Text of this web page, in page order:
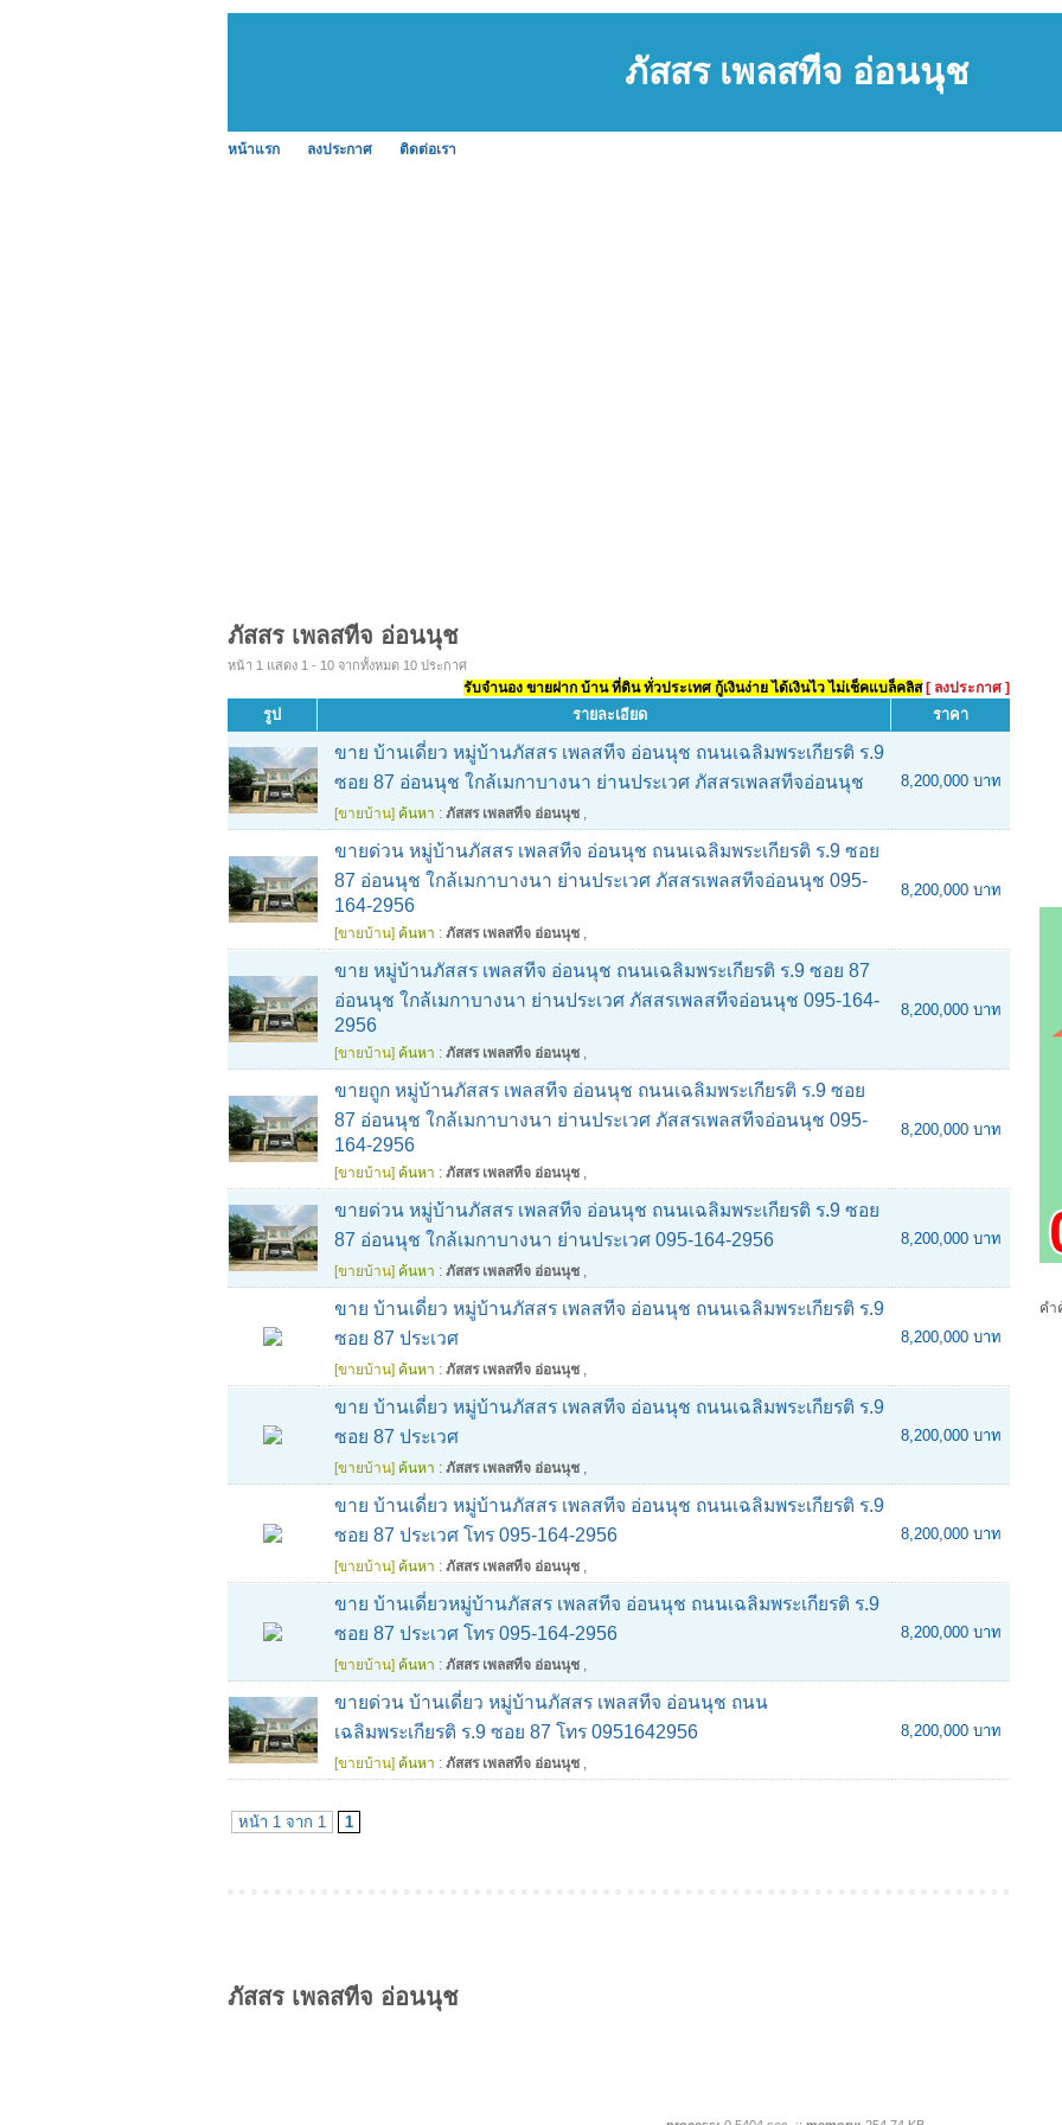
ภัสสร เพลสทีจ อ่อนนุช
หน้าแรก ลงประกาศ ติดต่อเรา
ภัสสร เพลสทีจ อ่อนนุช
หน้า 1 แสดง 1 - 10 จากทั้งหมด 10 ประกาศ
รับจำนอง ขายฝาก บ้าน ที่ดิน ทั่วประเทศ กู้เงินง่าย ได้เงินไว ไม่เช็คแบล็คลิส [ ลงประกาศ ]
รูป รายละเอียด ราคา
ขาย บ้านเดี่ยว หมู่บ้านภัสสร เพลสทีจ อ่อนนุช ถนนเฉลิมพระเกียรติ ร.9
ซอย 87 อ่อนนุช ใกล้เมกาบางนา ย่านประเวศ ภัสสรเพลสทีจอ่อนนุช
[ขายบ้าน] ค้นหา : ภัสสร เพลสทีจ อ่อนนุช ,
8,200,000 บาท
ขายด่วน หมู่บ้านภัสสร เพลสทีจ อ่อนนุช ถนนเฉลิมพระเกียรติ ร.9 ซอย
87 อ่อนนุช ใกล้เมกาบางนา ย่านประเวศ ภัสสรเพลสทีจอ่อนนุช 095-
164-2956
[ขายบ้าน] ค้นหา : ภัสสร เพลสทีจ อ่อนนุช ,
8,200,000 บาท
ขาย หมู่บ้านภัสสร เพลสทีจ อ่อนนุช ถนนเฉลิมพระเกียรติ ร.9 ซอย 87
อ่อนนุช ใกล้เมกาบางนา ย่านประเวศ ภัสสรเพลสทีจอ่อนนุช 095-164-
2956
[ขายบ้าน] ค้นหา : ภัสสร เพลสทีจ อ่อนนุช ,
8,200,000 บาท
ขายถูก หมู่บ้านภัสสร เพลสทีจ อ่อนนุช ถนนเฉลิมพระเกียรติ ร.9 ซอย
87 อ่อนนุช ใกล้เมกาบางนา ย่านประเวศ ภัสสรเพลสทีจอ่อนนุช 095-
164-2956
[ขายบ้าน] ค้นหา : ภัสสร เพลสทีจ อ่อนนุช ,
8,200,000 บาท
ขายด่วน หมู่บ้านภัสสร เพลสทีจ อ่อนนุช ถนนเฉลิมพระเกียรติ ร.9 ซอย
87 อ่อนนุช ใกล้เมกาบางนา ย่านประเวศ 095-164-2956
[ขายบ้าน] ค้นหา : ภัสสร เพลสทีจ อ่อนนุช ,
8,200,000 บาท
ขาย บ้านเดี่ยว หมู่บ้านภัสสร เพลสทีจ อ่อนนุช ถนนเฉลิมพระเกียรติ ร.9
ซอย 87 ประเวศ
[ขายบ้าน] ค้นหา : ภัสสร เพลสทีจ อ่อนนุช ,
8,200,000 บาท
ขาย บ้านเดี่ยว หมู่บ้านภัสสร เพลสทีจ อ่อนนุช ถนนเฉลิมพระเกียรติ ร.9
ซอย 87 ประเวศ
[ขายบ้าน] ค้นหา : ภัสสร เพลสทีจ อ่อนนุช ,
8,200,000 บาท
ขาย บ้านเดี่ยว หมู่บ้านภัสสร เพลสทีจ อ่อนนุช ถนนเฉลิมพระเกียรติ ร.9
ซอย 87 ประเวศ โทร 095-164-2956
[ขายบ้าน] ค้นหา : ภัสสร เพลสทีจ อ่อนนุช ,
8,200,000 บาท
ขาย บ้านเดี่ยวหมู่บ้านภัสสร เพลสทีจ อ่อนนุช ถนนเฉลิมพระเกียรติ ร.9
ซอย 87 ประเวศ โทร 095-164-2956
[ขายบ้าน] ค้นหา : ภัสสร เพลสทีจ อ่อนนุช ,
8,200,000 บาท
ขายด่วน บ้านเดี่ยว หมู่บ้านภัสสร เพลสทีจ อ่อนนุช ถนน
เฉลิมพระเกียรติ ร.9 ซอย 87 โทร 0951642956
[ขายบ้าน] ค้นหา : ภัสสร เพลสทีจ อ่อนนุช ,
8,200,000 บาท
หน้า 1 จาก 1 1
ภัสสร เพลสทีจ อ่อนนุช
คำ